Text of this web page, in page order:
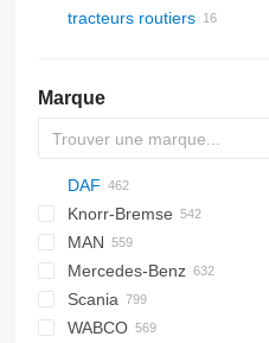
tracteurs routiers
Marque
DAF
CF
CF 65
CF 75
CF 85
CF 450
LF
LF 45
LF 45 180
LF 55
LF 55 180
XF
XF 95
XF 105
XG
XG+
Cargo
F-MAX
EuroCargo
EuroStar
Eurotech
Eurotrakker
S-Way
Knorr-Bremse
MAN
F90
L2000
LE
Mercedes-Benz
A-Class
Actros
D-series
K-series
Scania
G-series
B-series
WABCO